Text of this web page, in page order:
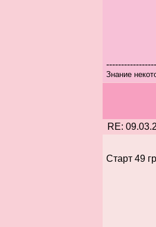
Знание
RE:
Старт 49